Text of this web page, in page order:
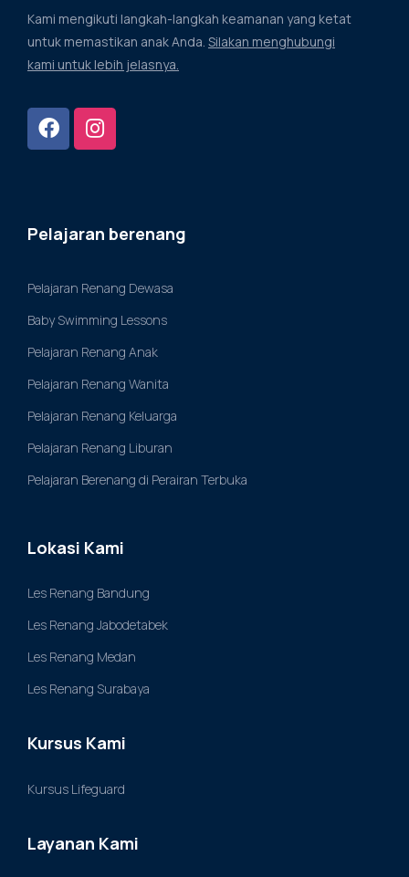
Kami mengikuti langkah-langkah keamanan yang ketat
untuk memastikan anak Anda. Silakan menghubungi
kami untuk lebih jelasnya.
Pelajaran berenang
Pelajaran Renang Dewasa
Baby Swimming Lessons
Pelajaran Renang Anak
Pelajaran Renang Wanita
Pelajaran Renang Keluarga
Pelajaran Renang Liburan
Pelajaran Berenang di Perairan Terbuka
Lokasi Kami
Les Renang Bandung
Les Renang Jabodetabek
Les Renang Medan
Les Renang Surabaya
Kursus Kami
Kursus Lifeguard
Layanan Kami